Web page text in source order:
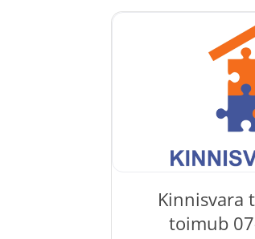
selle
pangalaenudest ja
baasteadmisi
teha kinnisvara
Kinnisvara
toimub